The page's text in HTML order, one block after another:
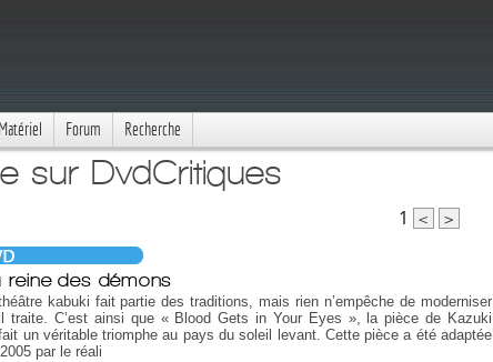
Matériel Forum Recherche
sur DvdCritiques
1 < >
reine des démons
kabuki fait partie des traditions, mais rien n’empêche de moderniser
traite. C’est ainsi que « Blood Gets in Your Eyes », la pièce de Kazuki
un véritable triomphe au pays du soleil levant. Cette pièce a été adaptée
par le réali